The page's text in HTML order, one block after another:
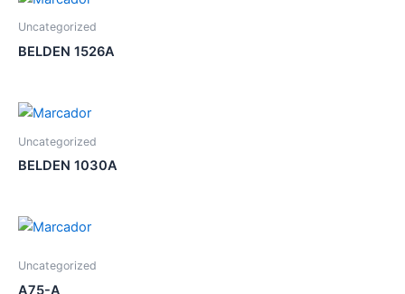
Uncategorized
BELDEN 1526A
Uncategorized
BELDEN 1030A
Uncategorized
A75-A